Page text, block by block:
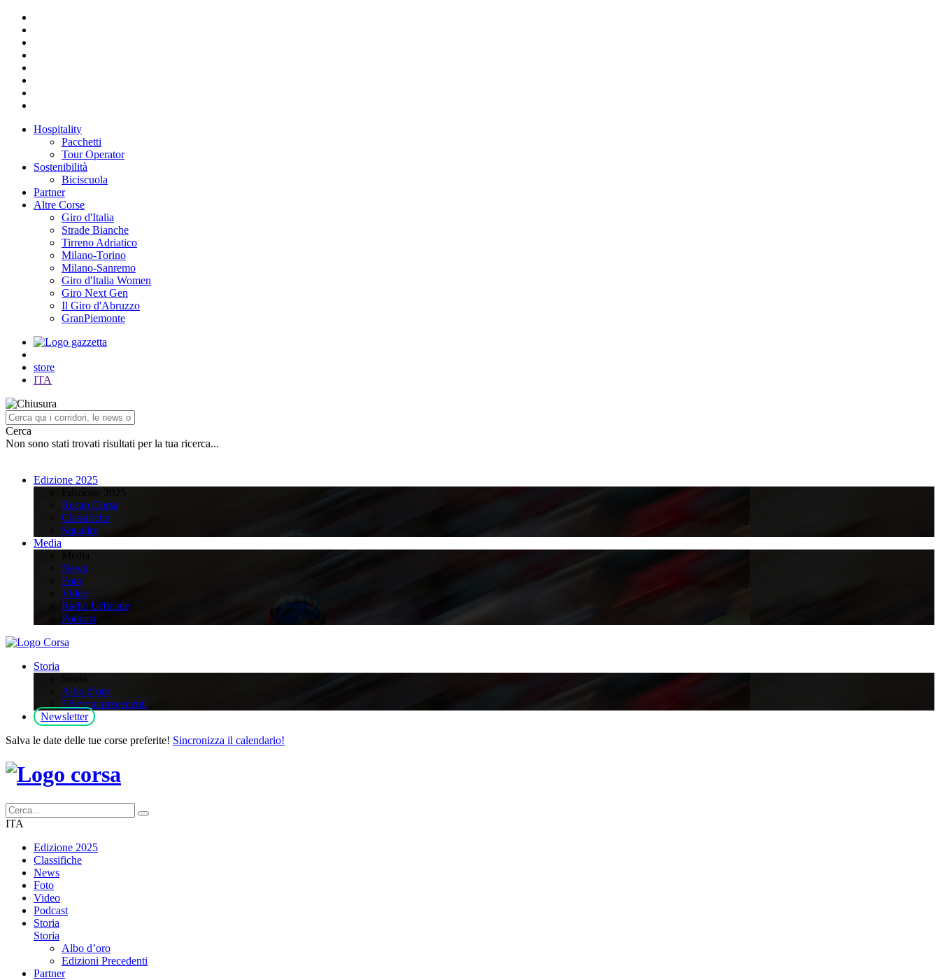
Hospitality
Pacchetti
Tour Operator
Sostenibilità
Biciscuola
Partner
Altre Corse
Giro d'Italia
Strade Bianche
Tirreno Adriatico
Milano-Torino
Milano-Sanremo
Giro d'Italia Women
Giro Next Gen
Il Giro d'Abruzzo
GranPiemonte
store
ITA
Cerca
Non sono stati trovati risultati per la tua ricerca...
Edizione 2025
Recap Corsa
Classifiche
Squadre
Media
News
Foto
Video
Radio Ufficiale
Podcast
Storia
Albo d’oro
Edizioni precedenti
Newsletter
Salva le date delle tue corse preferite! Sincronizza il calendario!
ITA
Edizione 2025
Classifiche
News
Foto
Video
Podcast
Storia
Storia
Albo d’oro
Edizioni Precedenti
Partner